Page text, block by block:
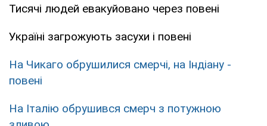
Тисячі людей евакуйовано через повені
Україні загрожують засухи і повені
На Чикаго обрушилися смерчі, на Індіану -
повені
На Італію обрушився смерч з потужною